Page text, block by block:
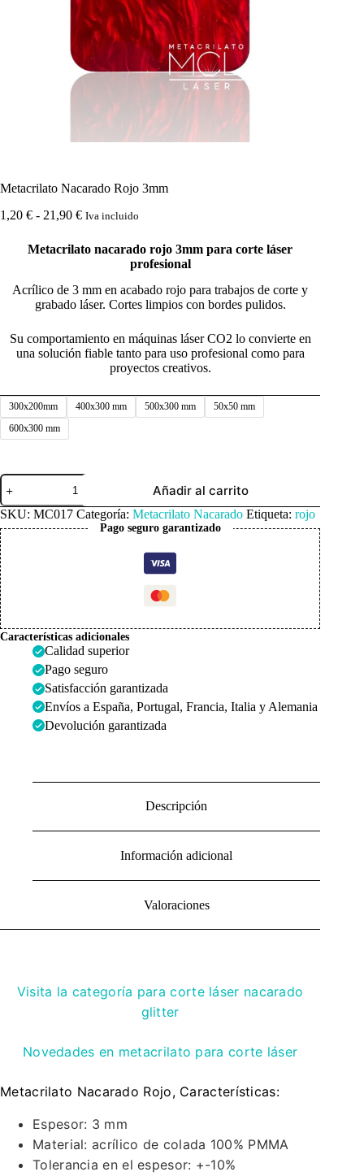
Metacrilato Nacarado Rojo 3mm
1,20 € - 21,90 €Rango
precios:
desde
hasta
21,90 €
Iva incluido
Metacrilato nacarado rojo 3mm para corte láser
profesional
Acrílico de 3 mm en acabado rojo para trabajos de corte y
grabado láser. Cortes limpios con bordes pulidos.
Su comportamiento en máquinas láser CO2 lo convierte en
una solución fiable tanto para uso profesional como para
proyectos creativos.
300x200mm 400x300 mm 500x300 mm
50x50 mm
600x300 mm
Metacrilato
Nacarado
Rojo
3mm
cantidad
Añadir al carrito
SKU: MC017 Categoría: Metacrilato Nacarado Etiqueta: rojo
Pago seguro garantizado
Características adicionales
Calidad superior
Pago seguro
Satisfacción garantizada
Envíos a España, Portugal, Francia, Italia y Alemania
Devolución garantizada
Descripción
Información adicional
Valoraciones
Visita la categoría para corte láser nacarado
glitter
Novedades en metacrilato para corte láser
Metacrilato Nacarado Rojo, Características:
Espesor: 3 mm
Material: acrílico de colada 100% PMMA
Tolerancia en el espesor: +-10%